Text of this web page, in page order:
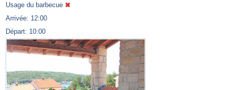
Usage du barbecue
Arrivée: 12:00
Départ: 10:00